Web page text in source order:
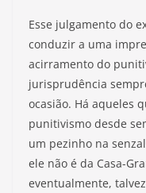
Esse julgamento do
conduzir a uma
acirramento do
jurisprudência
ocasião. Há aqueles
punitivismo desde
um pezinho na
ele não é da Casa-
eventualmente,